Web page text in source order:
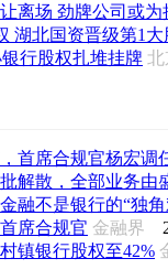
离场 劲牌公司或为
湖北国资晋级第1大
行股权扎堆挂牌
首席合规官杨宏调
解散，全部业务由
融不是银行的“独
席合规官 金融界
镇银行股权至42%